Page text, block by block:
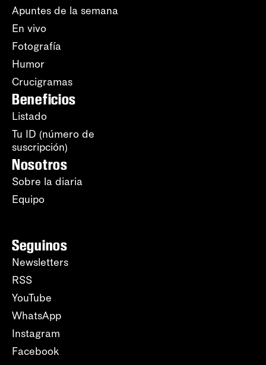
Apuntes de la semana
En vivo
Fotografía
Humor
Crucigramas
Beneficios
Listado
Tu ID (número de
suscripción)
Nosotros
Sobre la diaria
Equipo
Seguinos
Newsletters
RSS
YouTube
WhatsApp
Instagram
Facebook